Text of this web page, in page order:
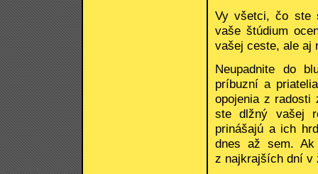
Vy všetci, čo ste
vaše štúdium
vašej ceste, ale aj
Neupadnite do
príbuzní a
opojenia z
ste dlžný vašej
prinášajú a ich
dnes až sem.
z najkrajších dní v